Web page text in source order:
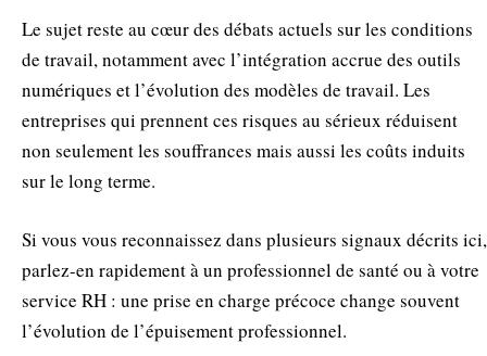
Le sujet reste au cœur des débats actuels sur les conditions
de travail, notamment avec l’intégration accrue des outils
numériques et l’évolution des modèles de travail. Les
entreprises qui prennent ces risques au sérieux réduisent
non seulement les souffrances mais aussi les coûts induits
sur le long terme.
Si vous vous reconnaissez dans plusieurs signaux décrits ici,
parlez-en rapidement à un professionnel de santé ou à votre
service RH : une prise en charge précoce change souvent
l’évolution de l’épuisement professionnel.